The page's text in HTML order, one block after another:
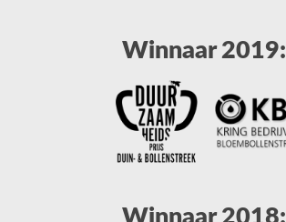
Winnaar 2019: